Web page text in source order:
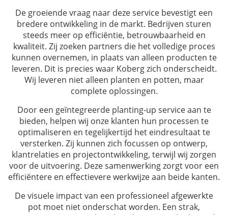
De groeiende vraag naar deze service bevestigt een
bredere ontwikkeling in de markt. Bedrijven sturen
steeds meer op efficiëntie, betrouwbaarheid en
kwaliteit. Zij zoeken partners die het volledige proces
kunnen overnemen, in plaats van alleen producten te
leveren. Dit is precies waar Koberg zich onderscheidt.
Wij leveren niet alleen planten en potten, maar
complete oplossingen.
Door een geïntegreerde planting-up service aan te
bieden, helpen wij onze klanten hun processen te
optimaliseren en tegelijkertijd het eindresultaat te
versterken. Zij kunnen zich focussen op ontwerp,
klantrelaties en projectontwikkeling, terwijl wij zorgen
voor de uitvoering. Deze samenwerking zorgt voor een
efficiëntere en effectievere werkwijze aan beide kanten.
De visuele impact van een professioneel afgewerkte
pot moet niet onderschat worden. Een strak,